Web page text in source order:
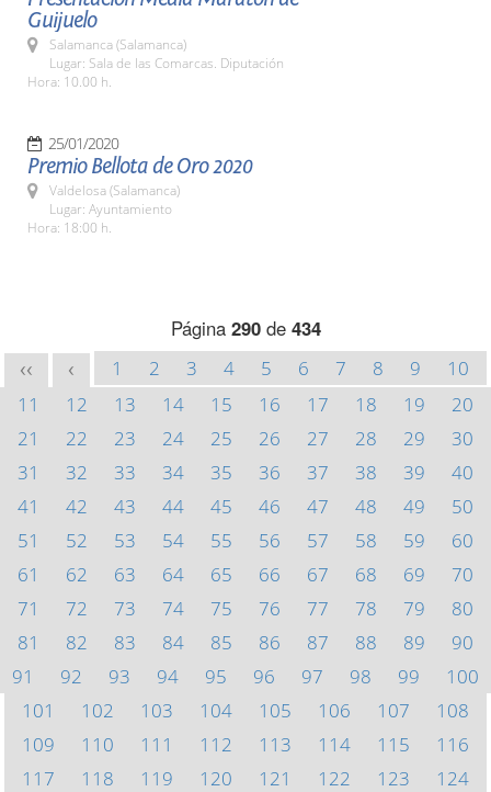
Guijuelo
Salamanca (Salamanca)
Lugar: Sala de las Comarcas. Diputación
Hora: 10.00 h.
25/01/2020
Premio Bellota de Oro 2020
Valdelosa (Salamanca)
Lugar: Ayuntamiento
Hora: 18:00 h.
Página 290de 434
<< < 1 2 3 4 5 6 7 8 9
10
11
12 13 14 15 16 17 18 19
20
21
22 23 24 25 26 27 28 29
30
31
32 33 34 35 36 37 38 39
40
41
42 43 44 45 46 47 48 49
50
51
52 53 54 55 56 57 58 59
60
61
62 63 64 65 66 67 68 69
70
71
72 73 74 75 76 77 78 79
80
81
82 83 84 85 86 87 88 89
90
91
92 93 94 95 96 97 98 99
100
101
102 103 104 105 106 107
108
109
110 111 112 113 114 115
116
117
118 119 120 121 122 123
124